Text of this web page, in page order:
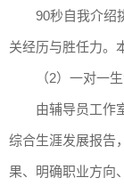
90秒自我介绍
关经历与胜任力。
（2）一对一
由辅导员工作
综合生涯发展报告
果、明确职业方向